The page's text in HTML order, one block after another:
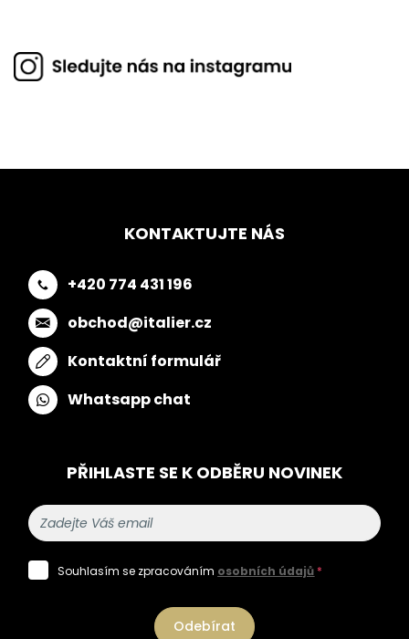
KONTAKTUJTE NÁS
+420 774 431 196
obchod@italier.cz
Kontaktní formulář
Whatsapp chat
PŘIHLASTE SE K ODBĚRU NOVINEK
Souhlasím se zpracováním osobních údajů *
Odebírat